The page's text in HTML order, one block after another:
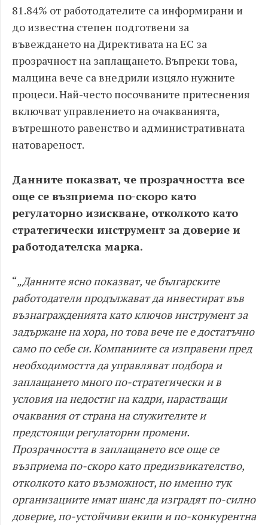
81.84% от работодателите са информирани и
до известна степен подготвени за
въвеждането на Директивата на ЕС за
прозрачност на заплащането. Въпреки това,
малцина вече са внедрили изцяло нужните
процеси. Най-често посочваните притеснения
включват управлението на очакванията,
вътрешното равенство и административната
натовареност.
Данните показват, че прозрачността все
още се възприема по-скоро като
регулаторно изискване, отколкото като
стратегически инструмент за доверие и
работодателска марка.
“„Данните ясно показват, че българските
работодатели продължават да инвестират във
възнагражденията като ключов инструмент за
задържане на хора, но това вече не е достатъчно
само по себе си. Компаниите са изправени пред
необходимостта да управляват подбора и
заплащането много по-стратегически и в
условия на недостиг на кадри, нарастващи
очаквания от страна на служителите и
предстоящи регулаторни промени.
Прозрачността в заплащането все още се
възприема по-скоро като предизвикателство,
отколкото като възможност, но именно тук
организациите имат шанс да изградят по-силно
доверие, по-устойчиви екипи и по-конкурентна